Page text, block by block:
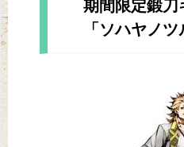
期間限定鍛刀
「ソハヤノ